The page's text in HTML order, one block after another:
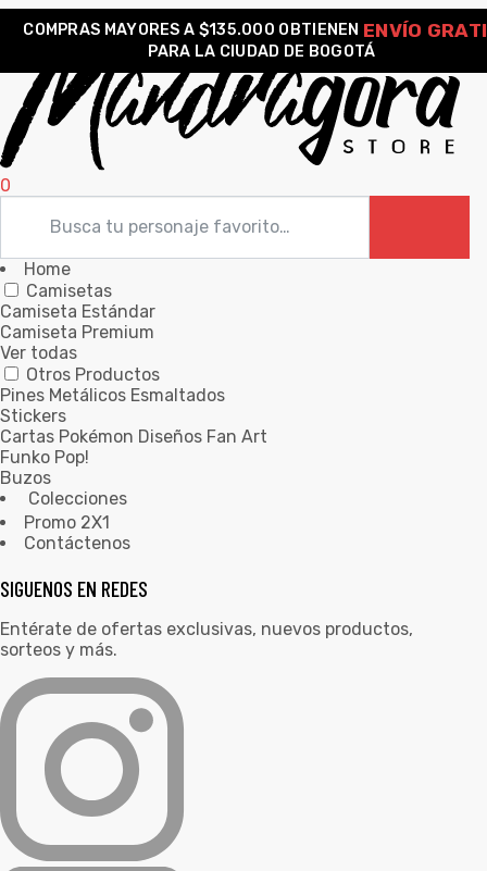
COMPRAS MAYORES A $135.000 OBTIENEN ENVÍO
PARA LA CIUDAD DE BOGOTÁ
0
Home
Camisetas
Camiseta Estándar
Camiseta Premium
Ver todas
Otros Productos
Pines Metálicos Esmaltados
Stickers
Cartas Pokémon Diseños Fan Art
Funko Pop!
Buzos
Colecciones
Promo 2X1
Contáctenos
SIGUENOS EN REDES
Entérate de ofertas exclusivas, nuevos productos,
sorteos y más.